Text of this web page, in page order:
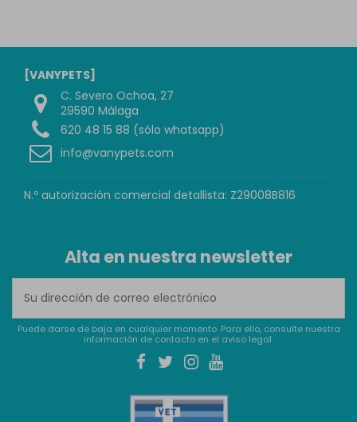
[VANYPETS]
C. Severo Ochoa, 27
29590 Málaga
620 48 15 88 (sólo whatsapp)
info@vanypets.com
N.º autorización comercial detallista: Z29008B816
Alta en nuestra newsletter
Puede darse de baja en cualquier momento. Para ello, consulte nuestra
información de contacto en el aviso legal.